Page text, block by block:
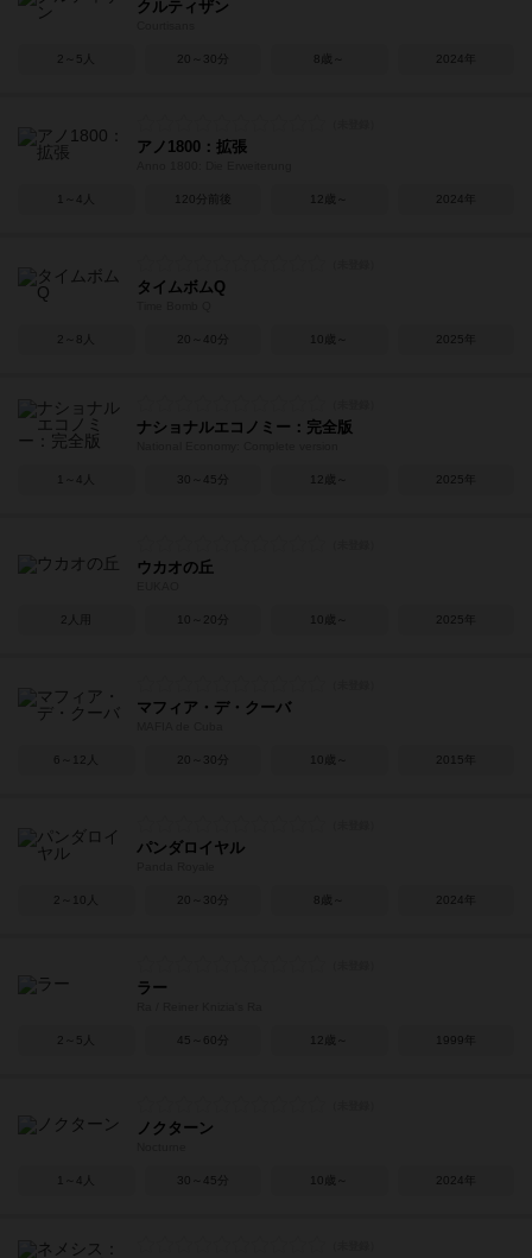
クルティザン
2～5人 20～30分 8歳～ 2024年
アノ1800：拡張
1～4人 120分前後 12歳～ 2024年
タイムボムQ
2～8人 20～40分 10歳～ 2025年
ナショナルエコノミー：完全版
1～4人 30～45分 12歳～ 2025年
ウカオの丘
2人用 10～20分 10歳～ 2025年
マフィア・デ・クーバ
6～12人 20～30分 10歳～ 2015年
パンダロイヤル
2～10人 20～30分 8歳～ 2024年
ラー
2～5人 45～60分 12歳～ 1999年
ノクターン
1～4人 30～45分 10歳～ 2024年